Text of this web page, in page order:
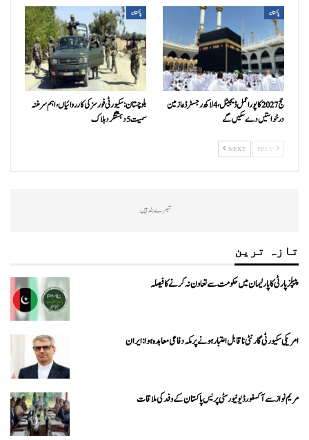
پاکستان
حج 2027 کا پورا عمل ڈیجیٹل، 4 لاکھ رجسٹرڈ عازمین
درخواستیں دے سکیں گے
پاکستان
بلوچستان: سکیورٹی فورسز کی کارروائیاں، اہم سرغنہ
سمیت 5 دہشتگرد ہلاک
NEXT
تبصرے بند ہیں.
تازہ ترین
پیپلزپارٹی کا پارلیمان میں حکومت سے تعاون نہ کرنے کا فیصلہ
امریکی سکیورٹی گارنٹی ناقابل اعتبار ہونے پر مکہ دفاعی معاہدہ ہوا: ایران
مریم نواز سے آکسفورڈ یونیورسٹی پریس پاکستان کے وفد کی ملاقات